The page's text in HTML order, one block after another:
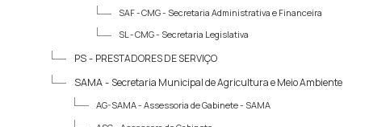
SAF -CMG - Secretaria Administrativa e Financeira
SL -CMG - Secretaria Legislativa
PS - PRESTADORES DE SERVIÇO
SAMA -Secretaria Municipal de Agricultura e Meio Ambiente
AG-SAMA - Assessoria de Gabinete - SAMA